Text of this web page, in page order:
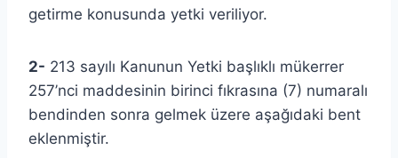
getirme konusunda yetki veriliyor.
2- 213 sayılı Kanunun Yetki başlıklı mükerrer
257’nci maddesinin birinci fıkrasına (7) numaralı
bendinden sonra gelmek üzere aşağıdaki bent
eklenmiştir.